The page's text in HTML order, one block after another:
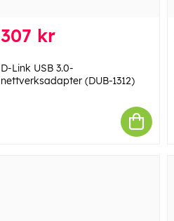
307 kr
D-Link USB 3.0-
nettverksadapter (DUB-1312)